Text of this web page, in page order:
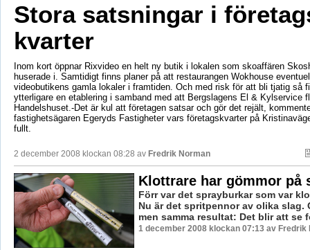
Stora satsningar i
kvarter
Inom kort öppnar Rixvideo en helt ny butik i lokalen som skoaffären
huserade i. Samtidigt finns planer på att restaurangen Wokhouse
videobutikens gamla lokaler i framtiden. Och med risk för att bli tjatig så
ytterligare en etablering i samband med att Bergslagens El & Kylservice
Handelshuset.-Det är kul att företagen satsar och gör det rejält,
fastighetsägaren Egeryds Fastigheter vars företagskvarter på
fullt.
2 december 2008 klockan 08:28 av Fredrik Norman
Klottrare har gömmor på
Förr var det sprayburkar som var
Nu är det spritpennor av olika slag.
men samma resultat: Det blir att se
1 december 2008 klockan 07:13 av Fredrik